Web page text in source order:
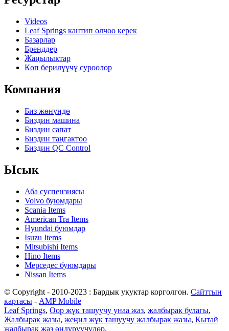
Videos
Leaf Springs кантип өлчөө керек
Базарлар
Бренддер
Жаңылыктар
Көп берилүүчү суроолор
Компания
Биз жөнүндө
Биздин машина
Биздин сапат
Биздин таңгактоо
Биздин QC Control
Ысык
Аба суспензиясы
Volvo буюмдары
Scania Items
American Tra Items
Hyundai буюмдар
Isuzu Items
Mitsubishi Items
Hino Items
Мерседес буюмдары
Nissan Items
© Copyright - 2010-2023 : Бардык укуктар корголгон. Сайттын
картасы - AMP Mobile
Leaf Springs, Оор жүк ташуучу унаа жаз, жалбырак булагы,
Жалбырак жазы, жеңил жүк ташуучу жалбырак жазы, Кытай
жалбырак жаз өндүрүүчүлөр,